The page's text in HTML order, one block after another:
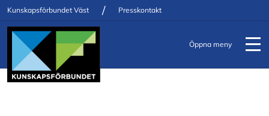
Kunskapsförbundet Väst / Presskontakt
Öppna meny